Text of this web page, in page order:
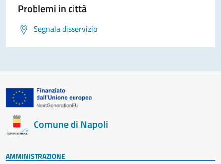
Problemi in città
Segnala disservizio
Comune di Napoli
AMMINISTRAZIONE